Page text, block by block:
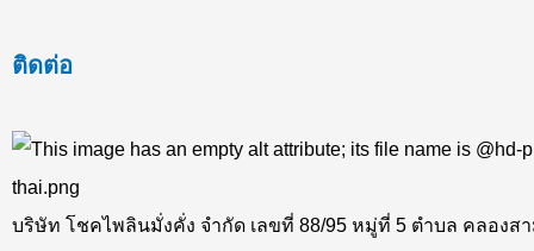
ติดต่อ
บริษัท โชคไพลินมั่งคั่ง จำกัด เลขที่ 88/95 หมู่ที่ 5 ตำบล คลองส